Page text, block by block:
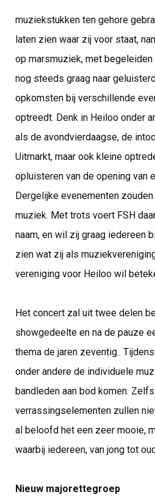
muziekstukken ten gehore
laten zien waar zij voor staat,
op marsmuziek, met begeleiden
nog steeds graag naar
opkomsten bij verschillende
optreedt. Denk in Heiloo onder
als de avondvierdaagse, de
Uitmarkt, maar ook kleine
opluisteren van de opening van
Dergelijke evenementen
muziek. Met trots voert FSH
naam, en wil zij graag iedereen
zien wat zij als
vereniging voor Heiloo wil
Het concert zal uit twee delen
showgedeelte en na de pauze
thema de jaren zeventig..
onder andere de individuele
bandleden aan bod komen.
verrassingselementen zullen
al beloofd het een zeer mooie,
waarbij iedereen, van jong tot
Nieuw majorettegroep